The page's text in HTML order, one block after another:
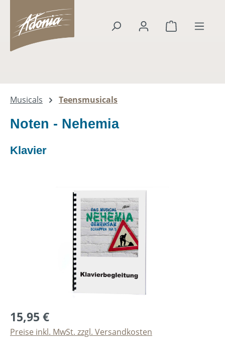
springen
Warenkorb
Musicals Teensmusicals
Noten - Nehemia
Klavier
Bildergalerie überspringen
15,95 €
Preise inkl. MwSt. zzgl. Versandkosten